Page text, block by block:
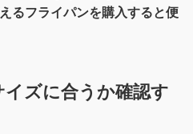
るフライパンを購入すると便
ズに合うか確認す